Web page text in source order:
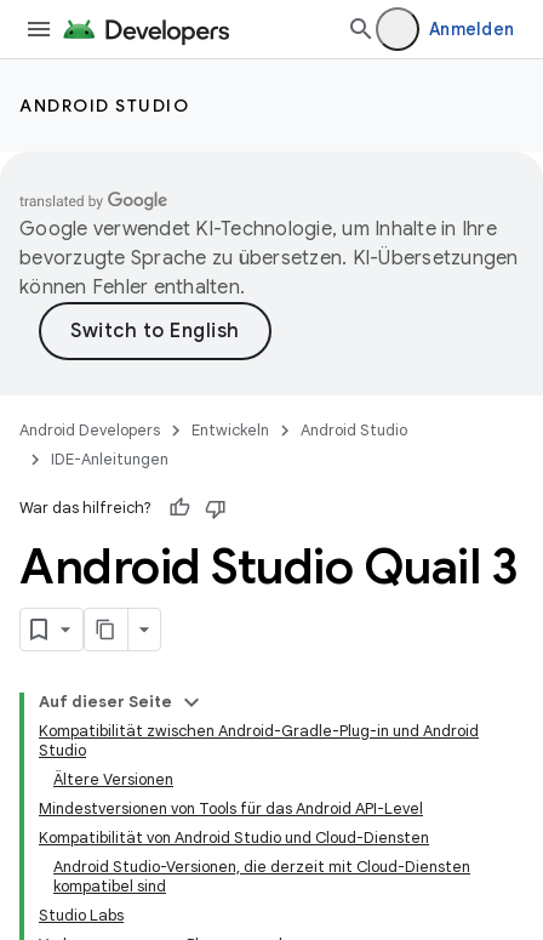
Anmelden
ANDROID STUDIO
Google verwendet KI-Technologie, um Inhalte in Ihre
bevorzugte Sprache zu übersetzen. KI-Übersetzungen
können Fehler enthalten.
Android Developers Entwickeln
Android Studio
IDE-Anleitungen
War das hilfreich?
Android Studio Quail 3
Auf dieser Seite
Kompatibilität zwischen Android-Gradle-Plug-in und Android
Studio
Ältere Versionen
Mindestversionen von Tools für das Android API-Level
Kompatibilität von Android Studio und Cloud-Diensten
Android Studio-Versionen, die derzeit mit Cloud-Diensten
kompatibel sind
Studio Labs